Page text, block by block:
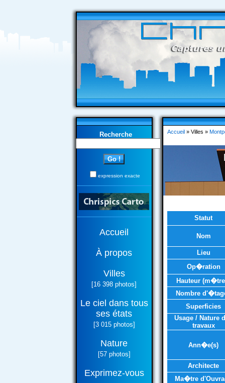
Recherche
expression exacte
Accueil
À propos
Villes
[16 398 photos]
Le ciel dans tous
ses états
[3 015 photos]
Nature
[57 photos]
Exprimez-vous
Accueil» Villes »
Statut
Nom
Lieu
Op�ration
Hauteur
Nombre
Superficies
Usage / Nature
travaux
Ann�e(s)
Architecte
Ma�tre